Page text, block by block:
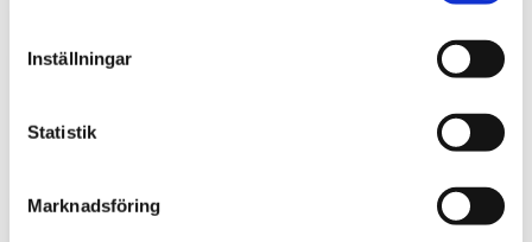
Inställningar
Statistik
Marknadsföring
Stöldskydd för entreprenadmaskiner: så
För entreprenörer är maskinerna hjärtat i